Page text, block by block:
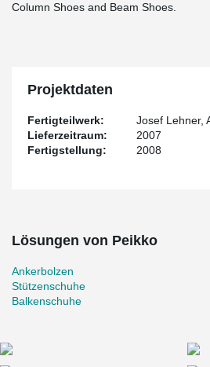
Column Shoes and Beam Shoes.
Projektdaten
Fertigteilwerk:
Josef Lehner,
Lieferzeitraum:
2007
Fertigstellung:
2008
Lösungen von Peikko
Ankerbolzen
Stützenschuhe
Balkenschuhe